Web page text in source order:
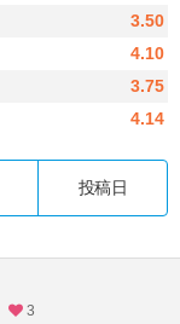
3.50
4.10
3.75
4.14
投稿日
3